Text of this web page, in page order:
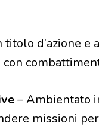
titolo d’azione e
– Ambientato
missioni